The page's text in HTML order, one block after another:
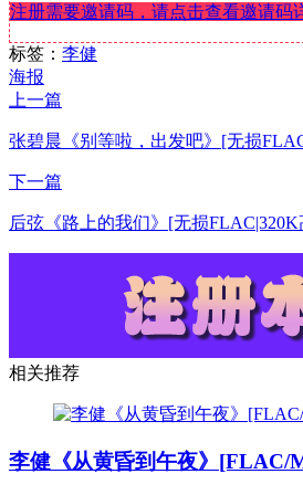
注册需要邀请码，请点击查看邀请码
标签： 李健
海报
上一篇
张碧晨《别等啦，出发吧》[无损
下一篇
后弦《路上的我们》[无损
相关推荐
李健《从黄昏到午夜》[FLAC/